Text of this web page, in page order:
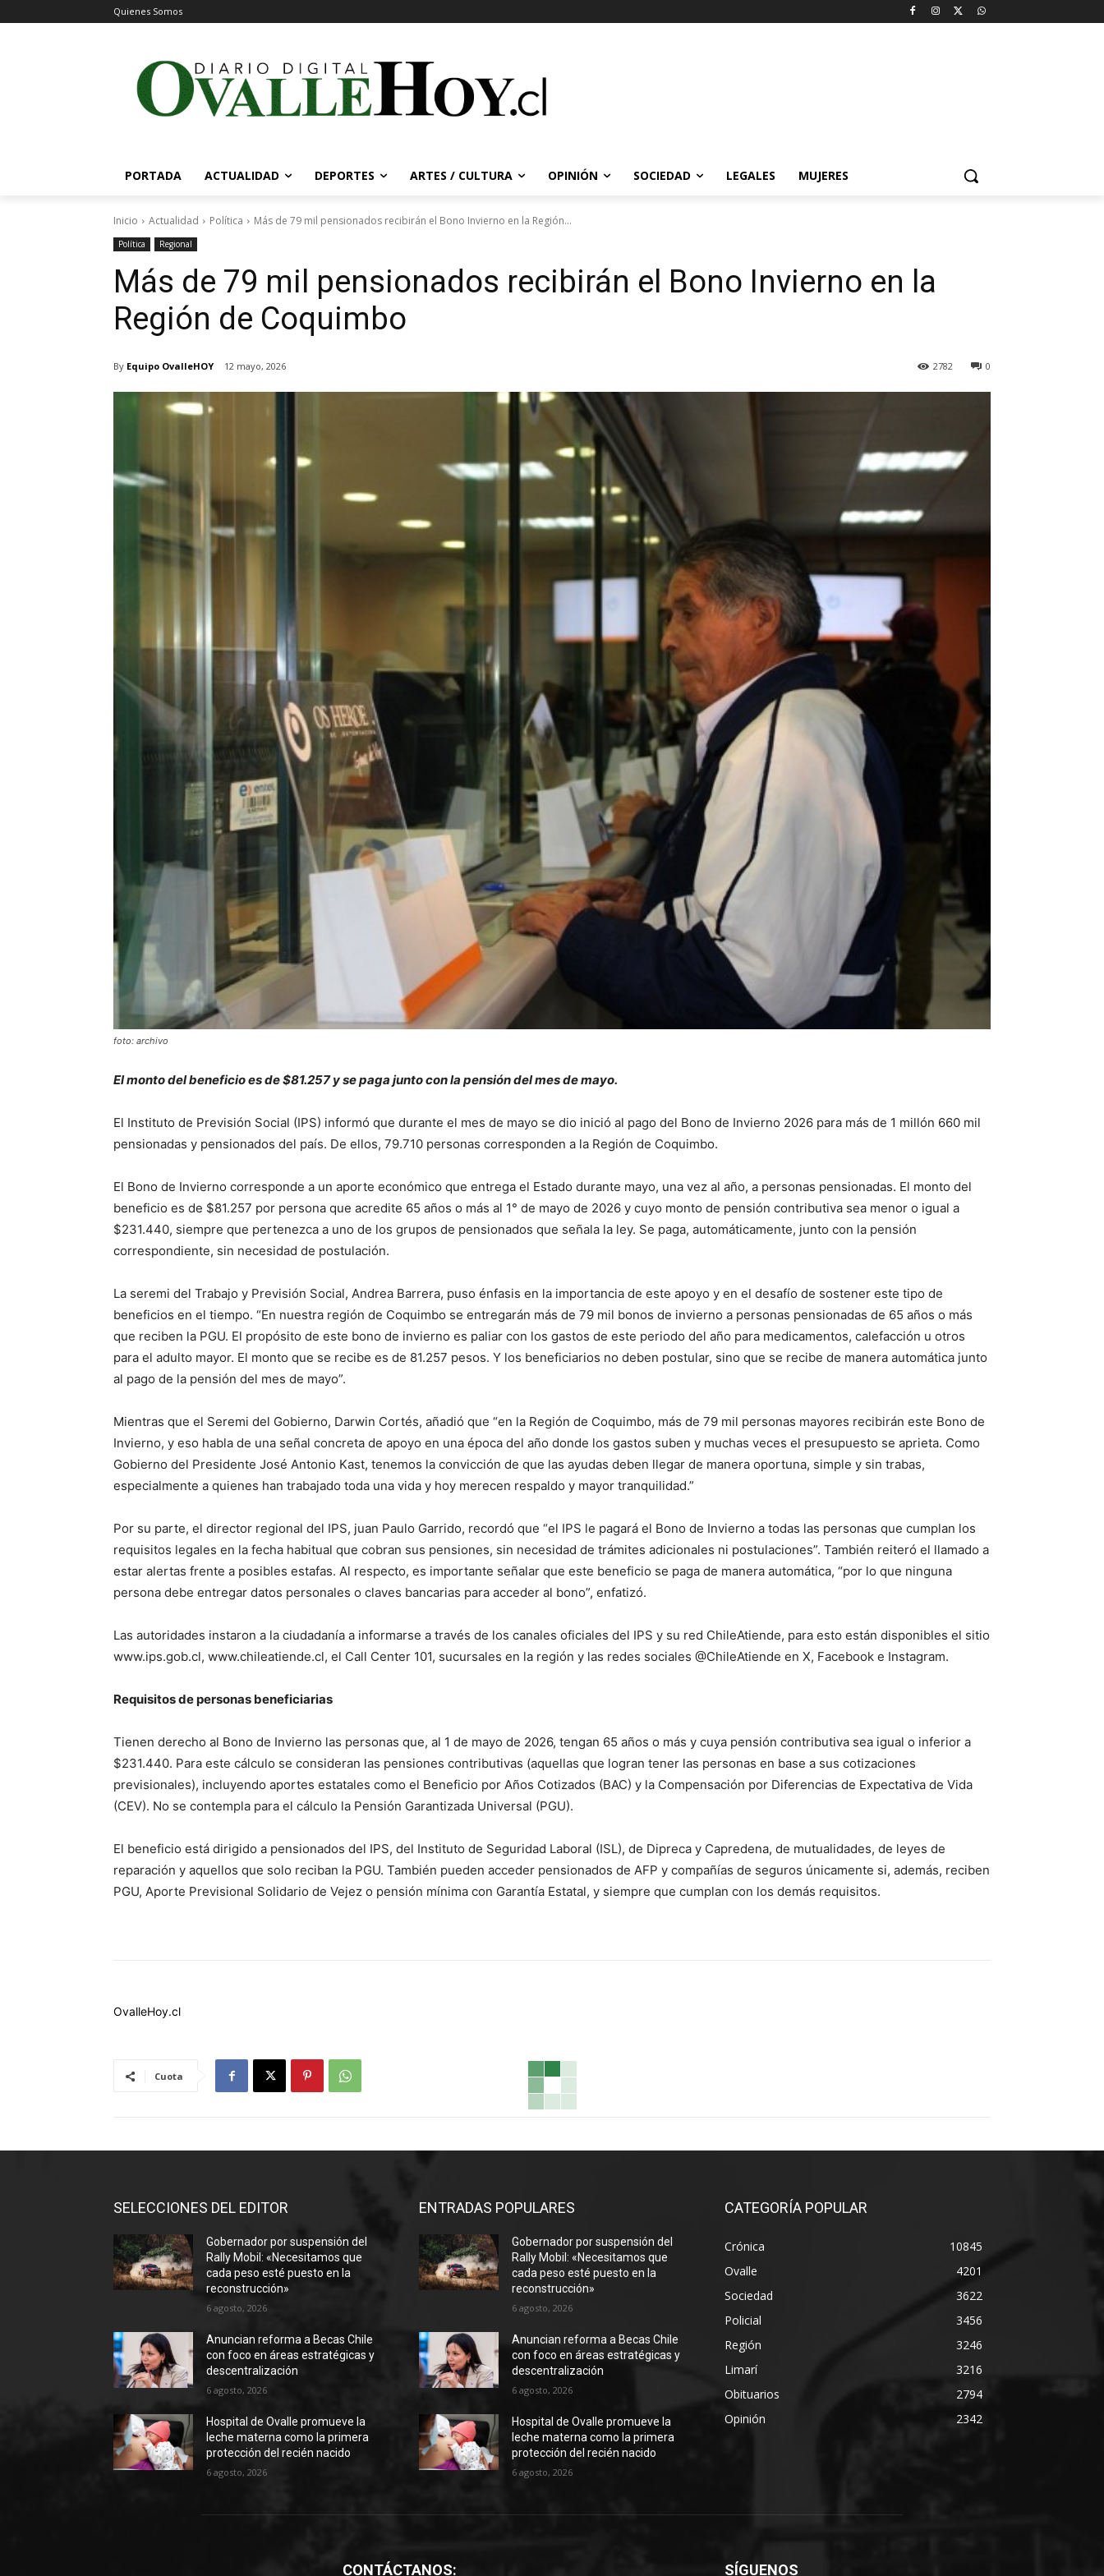
Quienes Somos
PORTADA ACTUALIDAD DEPORTES ARTES / CULTURA OPINIÓN SOCIEDAD LEGALES MUJERES
Inicio Actualidad Política Más de 79 mil pensionados recibirán el Bono Invierno en la Región...
Política Regional
Más de 79 mil pensionados recibirán el Bono Invierno en la
Región de Coquimbo
By Equipo OvalleHOY 12 mayo, 2026 0
2782
foto: archivo
El monto del beneficio es de $81.257 y se paga junto con la pensión del mes de mayo.
El Instituto de Previsión Social (IPS) informó que durante el mes de mayo se dio inició al pago del Bono de Invierno 2026 para más de 1 millón 660 mil
pensionadas y pensionados del país. De ellos, 79.710 personas corresponden a la Región de Coquimbo.
El Bono de Invierno corresponde a un aporte económico que entrega el Estado durante mayo, una vez al año, a personas pensionadas. El monto del
beneficio es de $81.257 por persona que acredite 65 años o más al 1° de mayo de 2026 y cuyo monto de pensión contributiva sea menor o igual a
$231.440, siempre que pertenezca a uno de los grupos de pensionados que señala la ley. Se paga, automáticamente, junto con la pensión
correspondiente, sin necesidad de postulación.
La seremi del Trabajo y Previsión Social, Andrea Barrera, puso énfasis en la importancia de este apoyo y en el desafío de sostener este tipo de
beneficios en el tiempo. “En nuestra región de Coquimbo se entregarán más de 79 mil bonos de invierno a personas pensionadas de 65 años o más
que reciben la PGU. El propósito de este bono de invierno es paliar con los gastos de este periodo del año para medicamentos, calefacción u otros
para el adulto mayor. El monto que se recibe es de 81.257 pesos. Y los beneficiarios no deben postular, sino que se recibe de manera automática junto
al pago de la pensión del mes de mayo”.
Mientras que el Seremi del Gobierno, Darwin Cortés, añadió que “en la Región de Coquimbo, más de 79 mil personas mayores recibirán este Bono de
Invierno, y eso habla de una señal concreta de apoyo en una época del año donde los gastos suben y muchas veces el presupuesto se aprieta. Como
Gobierno del Presidente José Antonio Kast, tenemos la convicción de que las ayudas deben llegar de manera oportuna, simple y sin trabas,
especialmente a quienes han trabajado toda una vida y hoy merecen respaldo y mayor tranquilidad.”
Por su parte, el director regional del IPS, juan Paulo Garrido, recordó que “el IPS le pagará el Bono de Invierno a todas las personas que cumplan los
requisitos legales en la fecha habitual que cobran sus pensiones, sin necesidad de trámites adicionales ni postulaciones”. También reiteró el llamado a
estar alertas frente a posibles estafas. Al respecto, es importante señalar que este beneficio se paga de manera automática, “por lo que ninguna
persona debe entregar datos personales o claves bancarias para acceder al bono”, enfatizó.
Las autoridades instaron a la ciudadanía a informarse a través de los canales oficiales del IPS y su red ChileAtiende, para esto están disponibles el sitio
www.ips.gob.cl, www.chileatiende.cl, el Call Center 101, sucursales en la región y las redes sociales @ChileAtiende en X, Facebook e Instagram.
Requisitos de personas beneficiarias
Tienen derecho al Bono de Invierno las personas que, al 1 de mayo de 2026, tengan 65 años o más y cuya pensión contributiva sea igual o inferior a
$231.440. Para este cálculo se consideran las pensiones contributivas (aquellas que logran tener las personas en base a sus cotizaciones
previsionales), incluyendo aportes estatales como el Beneficio por Años Cotizados (BAC) y la Compensación por Diferencias de Expectativa de Vida
(CEV). No se contempla para el cálculo la Pensión Garantizada Universal (PGU).
El beneficio está dirigido a pensionados del IPS, del Instituto de Seguridad Laboral (ISL), de Dipreca y Capredena, de mutualidades, de leyes de
reparación y aquellos que solo reciban la PGU. También pueden acceder pensionados de AFP y compañías de seguros únicamente si, además, reciben
PGU, Aporte Previsional Solidario de Vejez o pensión mínima con Garantía Estatal, y siempre que cumplan con los demás requisitos.
OvalleHoy.cl
Cuota
SELECCIONES DEL EDITOR
Gobernador por suspensión del
Rally Mobil: «Necesitamos que
cada peso esté puesto en la
reconstrucción»
6 agosto, 2026
Anuncian reforma a Becas Chile
con foco en áreas estratégicas y
descentralización
6 agosto, 2026
Hospital de Ovalle promueve la
leche materna como la primera
protección del recién nacido
6 agosto, 2026
ENTRADAS POPULARES
Gobernador por suspensión del
Rally Mobil: «Necesitamos que
cada peso esté puesto en la
reconstrucción»
6 agosto, 2026
Anuncian reforma a Becas Chile
con foco en áreas estratégicas y
descentralización
6 agosto, 2026
Hospital de Ovalle promueve la
leche materna como la primera
protección del recién nacido
6 agosto, 2026
CATEGORÍA POPULAR
Crónica
10845
Ovalle
4201
Sociedad
3622
Policial
3456
Región
3246
Limarí
3216
Obituarios
2794
Opinión
2342
CONTÁCTANOS: SÍGUENOS